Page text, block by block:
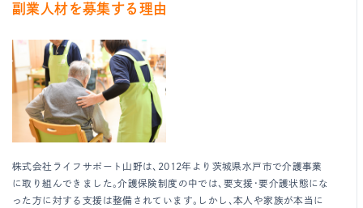
副業人材を募集する理由
株式会社ライフサポート山野は、2012年より茨城県水戸市で介護事業
に取り組んできました。介護保険制度の中では、要支援・要介護状態にな
った方に対する支援は整備されています。しかし、本人や家族が本当に